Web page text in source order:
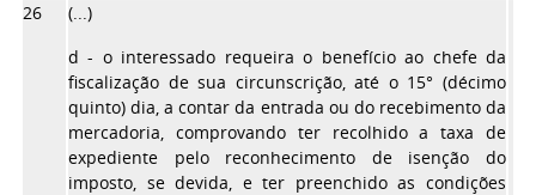
26
(...)
d - o interessado requeira o benefício ao chefe da
fiscalização de sua circunscrição, até o 15° (décimo
quinto) dia, a contar da entrada ou do recebimento da
mercadoria, comprovando ter recolhido a taxa de
expediente pelo reconhecimento de isenção do
imposto, se devida, e ter preenchido as condições